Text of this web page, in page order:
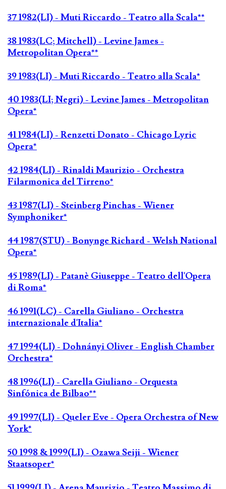
37 1982(LI) - Muti Riccardo - Teatro alla Scala**
38 1983(LC; Mitchell) - Levine James -
Metropolitan Opera**
39 1983(LI) - Muti Riccardo - Teatro alla Scala*
40 1983(LI; Negri) - Levine James - Metropolitan
Opera*
41 1984(LI) - Renzetti Donato - Chicago Lyric
Opera*
42 1984(LI) - Rinaldi Maurizio - Orchestra
Filarmonica del Tirreno*
43 1987(LI) - Steinberg Pinchas - Wiener
Symphoniker*
44 1987(STU) - Bonynge Richard - Welsh National
Opera*
45 1989(LI) - Patanè Giuseppe - Teatro dell'Opera
di Roma*
46 1991(LC) - Carella Giuliano - Orchestra
internazionale d'Italia*
47 1994(LI) - Dohnányi Oliver - English Chamber
Orchestra*
48 1996(LI) - Carella Giuliano - Orquesta
Sinfónica de Bilbao**
49 1997(LI) - Queler Eve - Opera Orchestra of New
York*
50 1998 & 1999(LI) - Ozawa Seiji - Wiener
Staatsoper*